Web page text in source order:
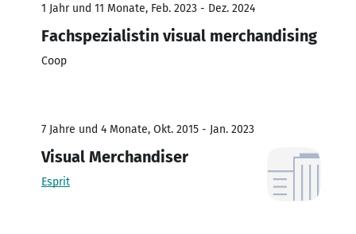
1 Jahr und 11 Monate, Feb. 2023 - Dez. 2024
Fachspezialistin visual merchandising
Coop
7 Jahre und 4 Monate, Okt. 2015 - Jan. 2023
Visual Merchandiser
Esprit